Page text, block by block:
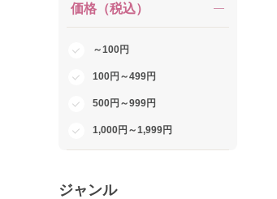
ペティオ
FLF
ナル
価格（税込）
～100円
100円～499円
500円～999円
1,000円～1,999円
ジャンル